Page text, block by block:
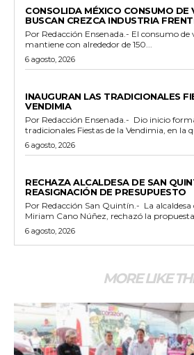
CONSOLIDA MÉXICO CONSUMO DE
BUSCAN CREZCA INDUSTRIA
Por Redacción Ensenada.- El consumo de vino en México se
mantiene con alrededor de 150...
6 agosto, 2026
INAUGURAN LAS TRADICIONALES
VENDIMIA
Por Redacción Ensenada.- Dio inicio formalmente las
tradicionales Fiestas de la Vendimia, en la
6 agosto, 2026
RECHAZA ALCALDESA DE SAN
REASIGNACIÓN DE PRESUPUESTO
Por Redacción San Quintín.- La alcaldesa de San Quintín,
Miriam Cano Núñez, rechazó la
6 agosto, 2026
MORE LIKE